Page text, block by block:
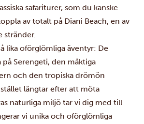
safariturer, som du kanske
av totalt på Diani Beach, en av
stränder.
lika oförglömliga äventyr: De
Serengeti, den mäktiga
och den tropiska drömön
längtar efter att möta
naturliga miljö tar vi dig med till
vi unika och oförglömliga